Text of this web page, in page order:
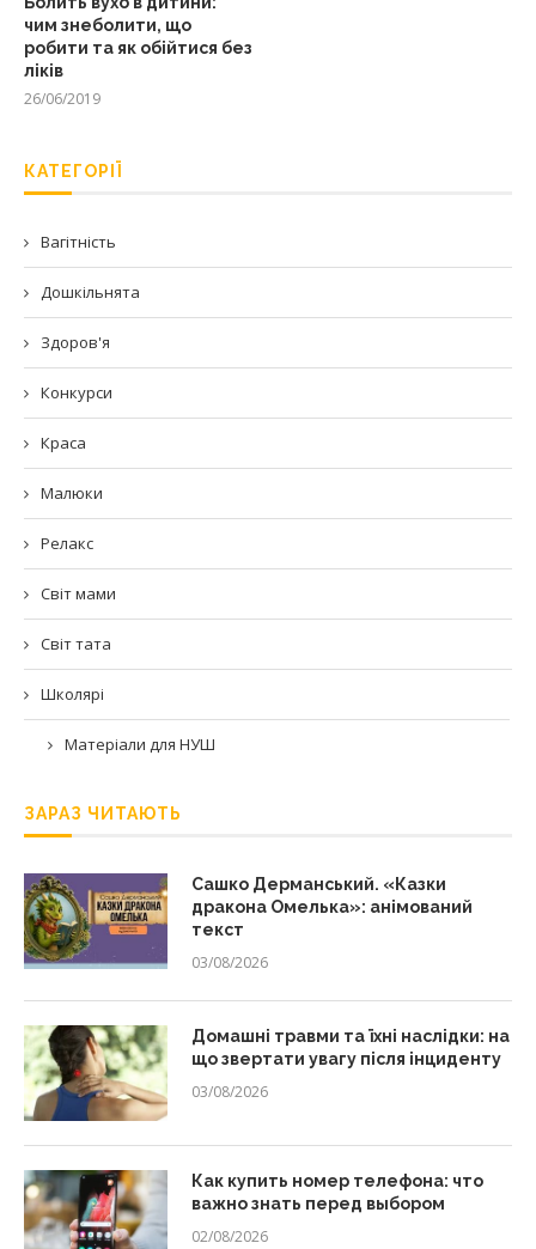
чим знеболити, що
робити та як обійтися без
ліків
26/06/2019
КАТЕГОРІЇ
Вагітність
Дошкільнята
Здоров'я
Конкурси
Краса
Малюки
Релакс
Світ мами
Світ тата
Школярі
Матеріали для НУШ
ЗАРАЗ ЧИТАЮТЬ
Сашко Дерманський. «Казки
дракона Омелька»: анімований
текст
03/08/2026
Домашні травми та їхні наслідки: на
що звертати увагу після інциденту
03/08/2026
Как купить номер телефона: что
важно знать перед выбором
02/08/2026